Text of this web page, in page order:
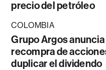
precio del petróleo
COLOMBIA
Grupo Argos
recompra de
duplicar el dividendo